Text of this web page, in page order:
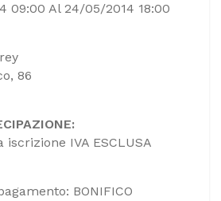
09:00 Al 24/05/2014 18:00
86
iscrizione IVA ESCLUSA
BONIFICO